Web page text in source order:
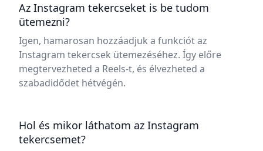
Az Instagram tekercseket is be tudom
ütemezni?
Igen, hamarosan hozzáadjuk a funkciót az
Instagram tekercsek ütemezéséhez. Így előre
megtervezheted a Reels-t, és élvezheted a
szabadidődet hétvégén.
Hol és mikor láthatom az Instagram
tekercsemet?